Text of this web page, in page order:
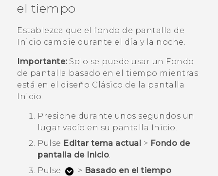
VIVERSE
AYUDA
HTC Devices & Accessories
Video Tutorials
el tiempo
Establezca que el fondo de pantalla de
Inicio cambie durante el día y la noche.
Importante:Solo se puede usar un Fondo
de pantalla basado en el tiempo mientras
está en el diseño Clásico de la pantalla
Inicio.
Presione durante unos segundos un
lugar vacío en su pantalla
Inicio.
Pulse Editar tema actual > Fondo de
pantalla de Inicio.
Pulse
> Basado en el tiempo.